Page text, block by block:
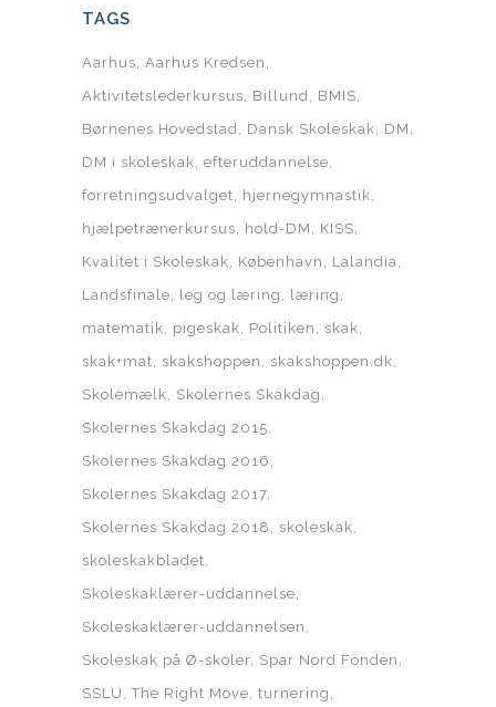
TAGS
Aarhus Aarhus Kredsen
Aktivitetslederkursus
Billund
BMIS
Børnenes Hovedstad
Dansk Skoleskak
DM
DM i skoleskak efteruddannelse
forretningsudvalget
hjernegymnastik
hjælpetrænerkursus
hold-DM
KISS
Kvalitet i Skoleskak
København
Lalandia
Landsfinale
leg og læring
læring
matematik
pigeskak Politiken
skak
skak+mat
skakshoppen
skakshoppen.dk
Skolemælk
Skolernes Skakdag
Skolernes Skakdag 2015
Skolernes Skakdag 2016
Skolernes Skakdag 2017
Skolernes Skakdag 2018
skoleskak
skoleskakbladet
Skoleskaklærer-uddannelse
Skoleskaklærer-uddannelsen
Skoleskak på Ø-skoler Spar Nord Fonden
SSLU
The Right Move turnering